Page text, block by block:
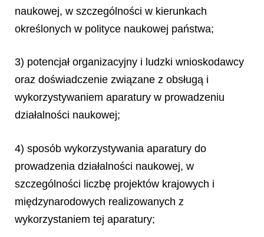
naukowej, w szczególności w kierunkach
określonych w polityce naukowej państwa;
3) potencjał organizacyjny i ludzki wnioskodawcy
oraz doświadczenie związane z obsługą i
wykorzystywaniem aparatury w prowadzeniu
działalności naukowej;
4) sposób wykorzystywania aparatury do
prowadzenia działalności naukowej, w
szczególności liczbę projektów krajowych i
międzynarodowych realizowanych z
wykorzystaniem tej aparatury;